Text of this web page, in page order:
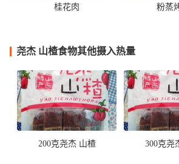
桂花肉 粉蒸
尧杰 山楂食物其他摄入热量
200克尧杰 山楂 300克尧